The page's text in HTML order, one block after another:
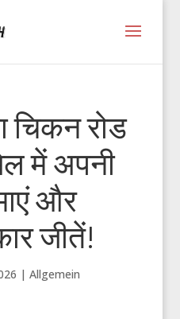
चिकन रोड
में अपनी
और
जीतें!
| Allgemein